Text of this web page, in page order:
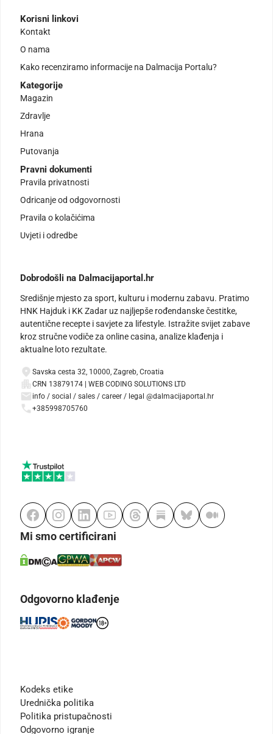
Korisni linkovi
Kontakt
O nama
Kako recenziramo informacije na Dalmacija Portalu?
Kategorije
Magazin
Zdravlje
Hrana
Putovanja
Pravni dokumenti
Pravila privatnosti
Odricanje od odgovornosti
Pravila o kolačićima
Uvjeti i odredbe
Dobrodošli na Dalmacijaportal.hr
Središnje mjesto za sport, kulturu i modernu zabavu. Pratimo
HNK Hajduk i KK Zadar uz najljepše rođendanske čestitke,
autentične recepte i savjete za lifestyle. Istražite svijet zabave
kroz stručne vodiče za online casina, analize klađenja i
aktualne loto rezultate.
Savska cesta 32, 10000, Zagreb, Croatia
CRN 13879174 | WEB CODING SOLUTIONS LTD
info / social / sales / career / legal @dalmacijaportal.hr
+385998705760
Mi smo certificirani
Odgovorno klađenje
Kodeks etike
Urednička politika
Politika pristupačnosti
Odgovorno igranje